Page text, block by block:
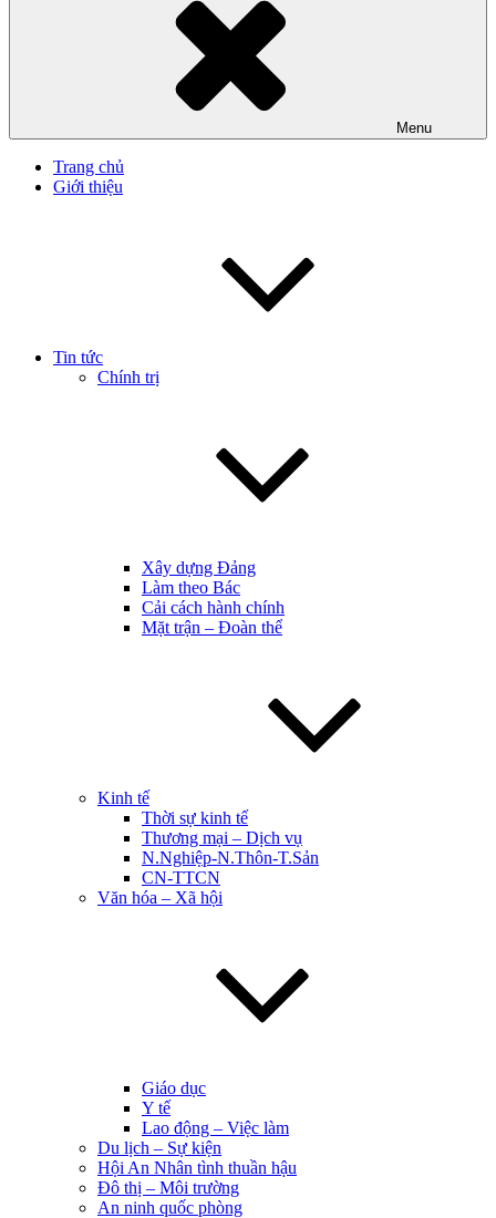
Menu
Trang chủ
Giới thiệu
Tin tức
Chính trị
Xây dựng Đảng
Làm theo Bác
Cải cách hành chính
Mặt trận – Đoàn thể
Kinh tế
Thời sự kinh tế
Thương mại – Dịch vụ
N.Nghiệp-N.Thôn-T.Sản
CN-TTCN
Văn hóa – Xã hội
Giáo dục
Y tế
Lao động – Việc làm
Du lịch – Sự kiện
Hội An Nhân tình thuần hậu
Đô thị – Môi trường
An ninh quốc phòng